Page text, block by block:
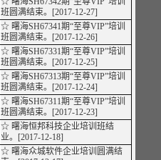
班圆满结束。[2017-12-27]
☆ 曙海SH67341期“至尊VIP”培训
班圆满结束。[2017-12-26]
☆ 曙海SH67331期“至尊VIP”培训
班圆满结束。[2017-12-25]
☆ 曙海SH67313期“至尊VIP”培训
班圆满结束。[2017-12-24]
☆ 曙海SH67311期“至尊VIP”培训
班圆满结束。[2017-12-23]
☆ 曙海恒邦科技企业培训班结
业。[2017-12-18]
☆ 曙海众城软件企业培训圆满结